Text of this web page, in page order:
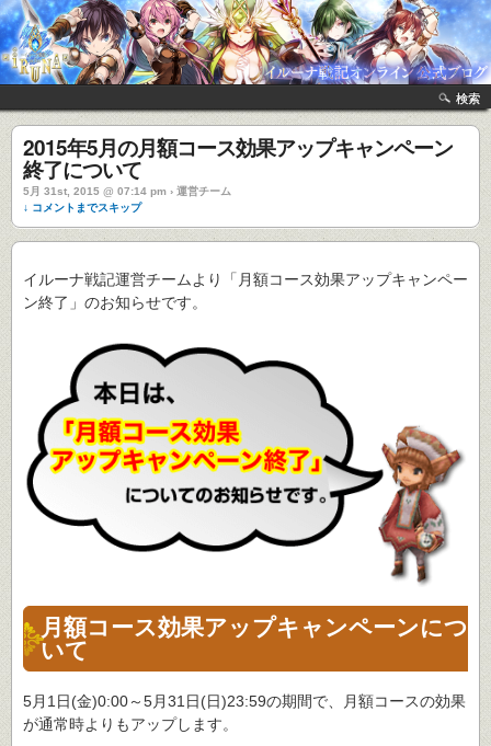
検索
2015年5月の月額コース効果アップキャンペーン
終了について
5月 31st, 2015 @ 07:14 pm › 運営チーム
↓ コメントまでスキップ
イルーナ戦記運営チームより「月額コース効果アップキャンペー
ン終了」のお知らせです。
月額コース効果アップキャンペーンにつ
いて
5月1日(金)0:00～5月31日(日)23:59の期間で、月額コースの効果
が通常時よりもアップします。